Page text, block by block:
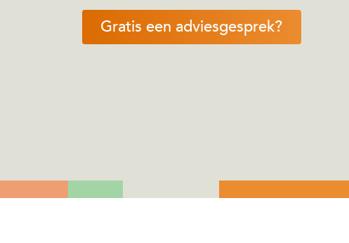
Gratis een adviesgesprek?